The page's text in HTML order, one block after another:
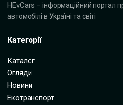
HEvCars – інформаційний портал
автомобілі в Україні та світі
Категорії
Каталог
Огляди
Новини
Екотранспорт